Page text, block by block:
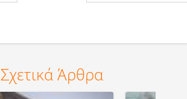
Σχετικά Άρθρα